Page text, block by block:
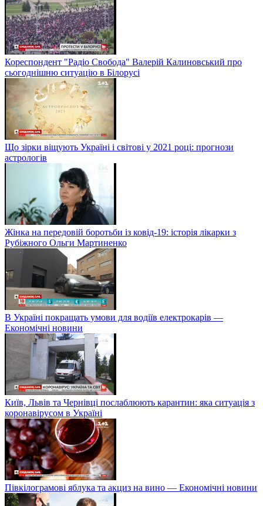
Кореспондент "Радіо Свобода" Валерій Калиновський про
сьогоднішню ситуацію в Білорусі
Що зірки віщують Україні і світові у 2021 році: прогнози
астрологів
Жінка на передовій боротьби із ковід-19: історія лікарки з
Рубіжного Ольги Мартиненко
В Україні покращать умови для водіїв електрокарів —
Економічні новини
Київ, Львів та Чернівці послаблюють карантин: яка ситуація з
коронавірусом в Україні
Півкілограмові яблука та акциз на вино — Економічні новини